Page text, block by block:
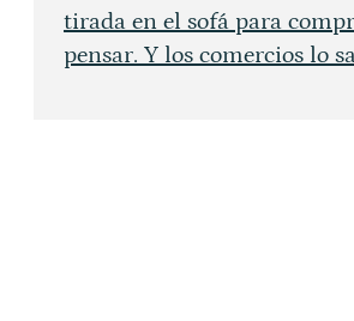
tirada en el sofá para
pensar. Y los comercios lo